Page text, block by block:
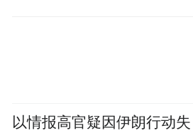
以情报高官疑因伊朗行动失